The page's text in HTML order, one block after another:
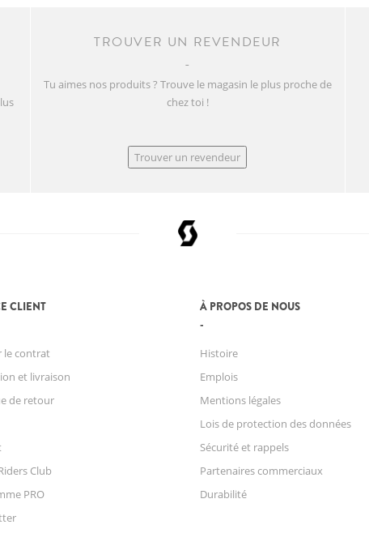
TROUVER UN REVENDEUR
Tu aimes nos produits ? Trouve le magasin le plus proche de
chez toi !
Trouver un revendeur
CLIENT
le contrat
et livraison
de retour
Club
PRO
À PROPOS DE NOUS
Histoire
Emplois
Mentions légales
Lois de protection des données
Sécurité et rappels
Partenaires commerciaux
Durabilité